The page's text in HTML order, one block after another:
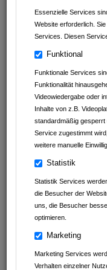
Essenzielle Services
Website erforderlich.
Services. Diesen
Funktional
Funktionale Services
Funktionalität
Videowiedergabe oder
Inhalte von z.B.
standardmäßig gesperrt
Service zugestimmt
weitere manuelle
Statistik
Statistik Services
die Besucher der
uns, die Besucher
optimieren.
Marketing
Marketing Services
Verhalten einzelner
Müller Reisen
clever fit Mosbach
Leintalzoo Schwaigern
aesthetic nails & beauty
Fachwerk Optik
Kaffeefaktur
Autohaus Schwarz
Avdyli Immobilien
Abnehmen im Liegen
D.A.S. Nachhilfeinstitut
Geschmackvoll Food